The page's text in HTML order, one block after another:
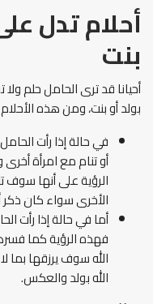
أحلام تدل
بنت
أحيانا قد ترى الحامل حلم
بولد أو بنت، ومن هذه
في حالة إذا رأت
أو تنام مع امرأة
الرؤية على أنها
الأخرى سواء كان ذكر
أما في حالة إذا رأت
فهذه الرؤية كما
الله سوف يرزقها بما
الله بولد والعكس.